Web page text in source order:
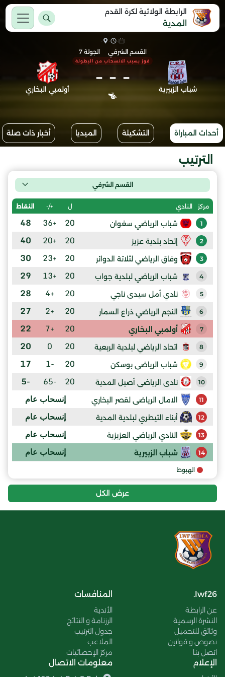
الرابطة الولائية لكرة القدم
المدية
-
-
-
القسم الشرفي
الجولة 7
شباب الزبيرية -
-
-
فوز بسبب الانسحاب من البطولة
أولمبي البخاري
أحداث المباراة التشكيلة الميديا أخبار ذات صلة
الترتيب
القسم الشرفي
مركز النادي ل +/- النقاط
1 شباب الرياضي سغوان 20
+36
48
2 إتحاد بلدية عزيز 20
+20
40
3 وفاق الرياضي لثلاتة الدوائر 20
+23
30
4 شباب الرياضي لبلدية جواب 20
+13
29
5 نادي أمل سيدى ناجي 20
+4
28
6 النجم الرياضي ذراع السمار 20
+2
27
7 أولمبي البخاري 20
+7
22
8 اتحاد الرياضي لبلدية الربعية 20
0
20
9 شباب الرياضى بوسكن 20
-1
17
10 نادى الرياضى أصيل المدية 20
-65
-5
11 الامال الرياضى لقصر البخاري إنسحاب عام
12 أبناء التيطري لبلدية المدية إنسحاب عام
13 النادي الرياضي العزيزية إنسحاب عام
14 شباب الزبيرية إنسحاب عام
الهبوط
عرض الكل
lwf26.
عن الرابطة
النشرة الرسمية
وثائق للتحميل
نصوص و قوانين
اتصل بنا
المنافسات
الأندية
الرزنامة و النتائج
جدول الترتيب
الملاعب
مركز الإحصائيات
الإعلام معلومات الاتصال